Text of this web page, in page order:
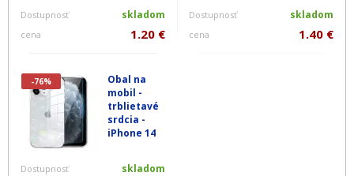
Dostupnosť skladom
cena 1.20 €
Dostupnosť skladom
cena 1.40 €
-76%
Obal na
mobil -
trblietavé
srdcia -
iPhone 14
Dostupnosť skladom